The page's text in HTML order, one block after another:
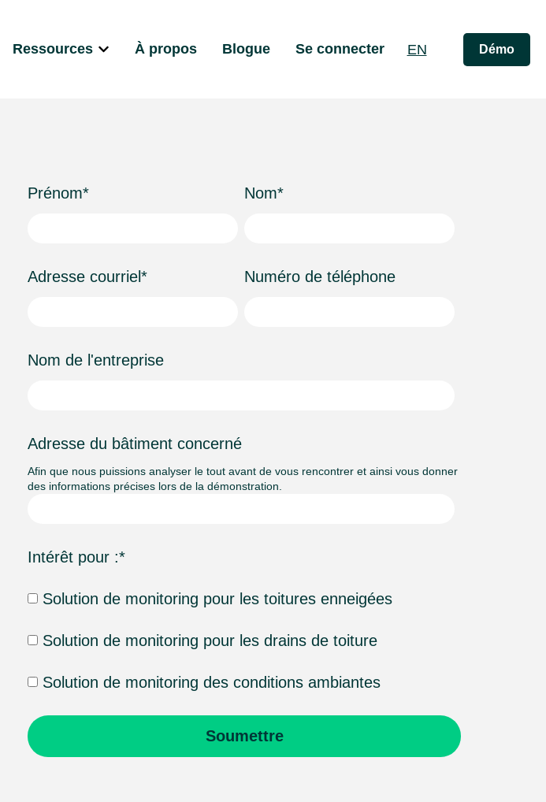
Solutions
Ressources
Afficher le sous-menu pour Ressources
À propos​ Blogue Se connecter EN Démo
Prénom* Nom*
Adresse courriel* Numéro de téléphone
Nom de l'entreprise
Adresse du bâtiment concerné
Afin que nous puissions analyser le tout avant de vous rencontrer et ainsi vous donner
des informations précises lors de la démonstration.
Intérêt pour :*
Solution de monitoring pour les toitures enneigées
Solution de monitoring pour les drains de toiture
Solution de monitoring des conditions ambiantes